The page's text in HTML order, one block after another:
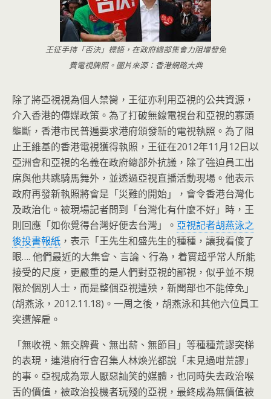
王征手持「否決」標語，在政府總部集會力阻增發免
費電視牌照。圖片來源：香港網路大典
除了將亞視視為個人禁臠，王征亦利用亞視的公共資源，
介入香港的傳媒政策。為了打破無線電視台和亞視的寡頭
壟斷， 香港市民普遍要求港府頒發新的電視執照。 為了阻
止王維基的香港電視獲得執照，王征在2012年11月12日以
亞洲會和亞視的名義在政府總部外抗議， 除了強迫員工出
席與他共跳騎馬舞外，並透過亞視直播活動現場。 他表示
政府再發新執照將會是「災難的開始」， 會令香港台灣化
及政治化。被現場記者問到「台灣化有什麼不好」 時，王
則回應「如你覺得台灣好便去台灣」。 亞視記者胡燕泳之
後投書報紙 ，表示「王先生和盛先生的種種， 讓我看傻了
眼…. 他們最近的大集會、言論、行為，着實超乎常人所能
接受的尺度， 更嚴重的是人們對亞視的鄙視，似乎並不規
限於個別人士， 而是整個亞視遭殃，新聞部也不能倖免」
(胡燕泳，2012.11.18)。一周之後，胡燕泳和其他六位員工
突遭解雇。
「無收視、無交牌費、無出薪、無節目」等種種荒謬突梯
的表現， 連港府行會召集人林煥光都說「未見過咁荒謬」
的事。 亞視成為眾人厭惡訕笑的媒體，也同時失去政治喉
舌的價值， 被政治投機者玩殘的亞視，最終成為無價值被